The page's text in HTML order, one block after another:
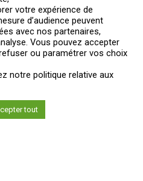
votre expérience de
d’audience peuvent
avec nos partenaires,
Vous pouvez accepter
ou paramétrer vos choix
notre politique relative aux
tout